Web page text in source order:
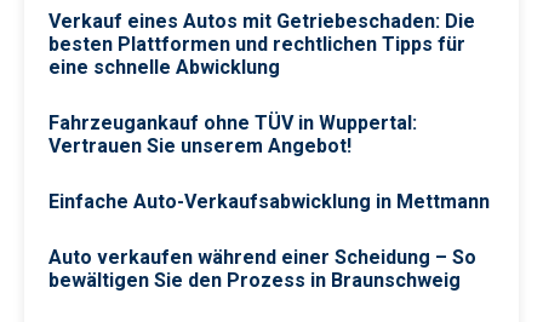
Verkauf eines Autos mit Getriebeschaden: Die
besten Plattformen und rechtlichen Tipps für
eine schnelle Abwicklung
Fahrzeugankauf ohne TÜV in Wuppertal:
Vertrauen Sie unserem Angebot!
Einfache Auto-Verkaufsabwicklung in Mettmann
Auto verkaufen während einer Scheidung – So
bewältigen Sie den Prozess in Braunschweig